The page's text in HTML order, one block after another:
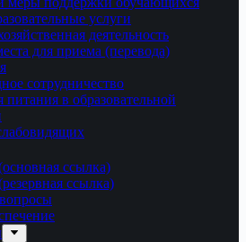
услуги
деятельность
для приема (перевода)
сотрудничество
питания в образовательной
ссылка)
ссылка)